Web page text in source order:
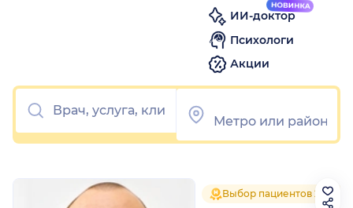
ИИ-доктор
Психологи
Акции
Выбор пациентов 2025